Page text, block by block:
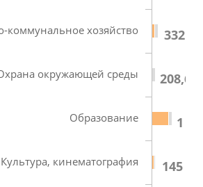
хозяйство
окружающей среды
Образование
Культура, кинематография
332
208,67
1
145